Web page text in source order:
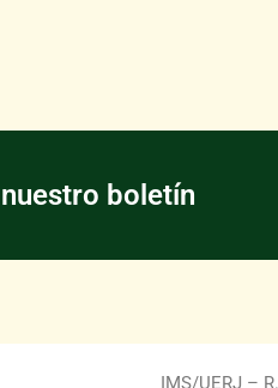
boletín
IMS/UERJ –